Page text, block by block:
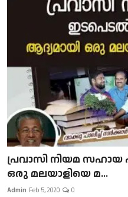
പ്രവാസി നിയമ സഹായ
ഒരു മലയാളിയെ മ...
Admin Feb 5, 2020 0